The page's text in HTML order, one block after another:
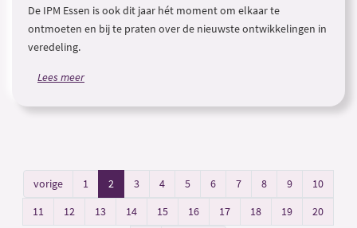
De IPM Essen is ook dit jaar hét moment om elkaar te
ontmoeten en bij te praten over de nieuwste ontwikkelingen in
veredeling.
Lees meer
vorige 1 2 3 4 5 6 7 8 9
10
11
12 13 14 15 16 17 18 19
20